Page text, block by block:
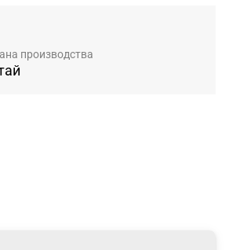
производства